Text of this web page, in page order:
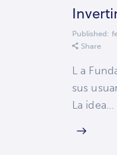
Published:
Share
L a
sus
La idea…